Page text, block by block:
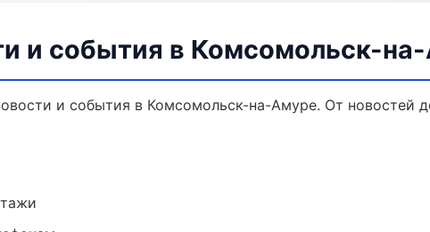
и события в Комсомольск-
и события в Комсомольск-на-Амуре. От новостей